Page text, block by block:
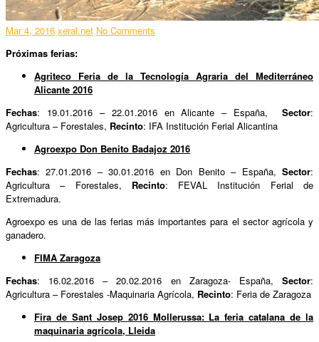
Mar 4, 2016 xeral.net No Comments
Próximas ferias:
Agriteco Feria de la Tecnología Agraria del Mediterráneo
Alicante 2016
Fechas: 19.01.2016 – 22.01.2016 en Alicante – España, Sector:
Agricultura – Forestales, Recinto: IFA Institución Ferial Alicantina
Agroexpo Don Benito Badajoz 2016
Fechas: 27.01.2016 – 30.01.2016 en Don Benito – España, Sector:
Agricultura – Forestales, Recinto: FEVAL Institución Ferial de
Extremadura.
Agroexpo es una de las ferias más importantes para el sector agrícola y
ganadero.
FIMA Zaragoza
Fechas: 16.02.2016 – 20.02.2016 en Zaragoza- España, Sector:
Agricultura – Forestales -Maquinaria Agrícola, Recinto: Feria de Zaragoza
Fira de Sant Josep 2016 Mollerussa: La feria catalana de la
maquinaria agrícola, Lleida